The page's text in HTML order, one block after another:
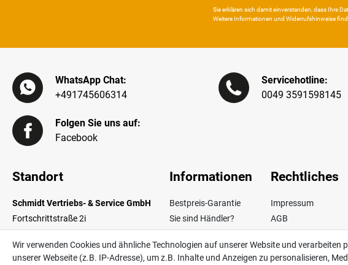
Sie erklären sich damit ein­ver­standen, dass Ihre
Weitere Infor­mationen und Wider­rufshin­weise
WhatsApp Chat:
+491745606314
Servicehotline:
0049 3591598145
Folgen Sie uns auf:
Facebook
Standort
Schmidt Vertriebs- & Service GmbH
Fortschrittstraße 2i
Germany
Informationen
Bestpreis-Garantie
Sie sind Händler?
Lieferinformationen
Rechtliches
Impressum
AGB
Datenschutz
Wir verwenden Cookies und ähnliche Technologien auf unserer Website und verarbeiten
unserer Webseite (z.B. IP-Adresse), um z.B. Inhalte und Anzeigen zu personalisieren,